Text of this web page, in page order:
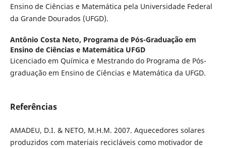
Ensino de Ciências e Matemática pela Universidade Federal
da Grande Dourados (UFGD).
Antônio Costa Neto, Programa de Pós-Graduação em
Ensino de Ciências e Matemática UFGD
Licenciado em Química e Mestrando do Programa de Pós-
graduação em Ensino de Ciências e Matemática da UFGD.
Referências
AMADEU, D.I. & NETO, M.H.M. 2007. Aquecedores solares
produzidos com materiais recicláveis como motivador de